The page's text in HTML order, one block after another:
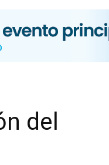
del